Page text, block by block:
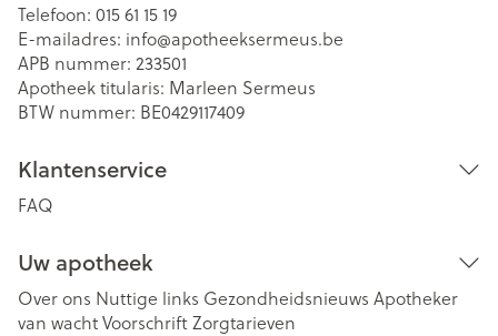
Telefoon: 015 61 15 19
E-mailadres: info@apotheeksermeus.be
APB nummer: 233501
Apotheek titularis: Marleen Sermeus
BTW nummer: BE0429117409
Klantenservice
FAQ
Uw apotheek
Over ons Nuttige links Gezondheidsnieuws Apotheker
van wachtVoorschriftZorgtarieven